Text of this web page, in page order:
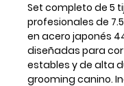
Set completo de 5
profesionales de
en acero japonés
diseñadas para
estables y de alta
grooming canino.